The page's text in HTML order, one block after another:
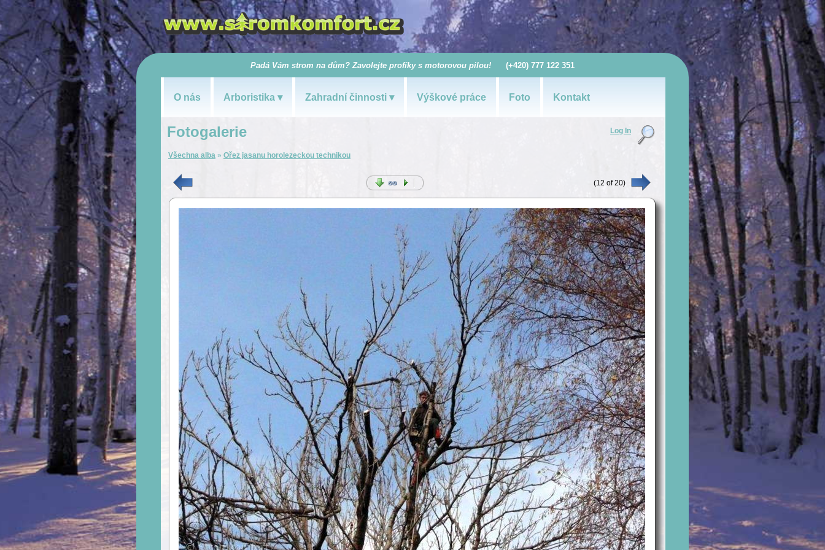
Padá Vám strom na dům? Zavolejte profíky s motorovou pilou! (+420) 777 122 351
O nás Arboristika Zahradní činnosti Výškové práce Foto Kontakt
Log In
Fotogalerie
Všechna alba » Ořez jasanu horolezeckou technikou
(12 of20)